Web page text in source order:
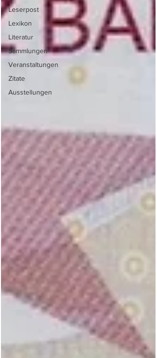
Leserpost
Lexikon
Literatur
Sammlungen
Veranstaltungen
Zitate
Ausstellungen